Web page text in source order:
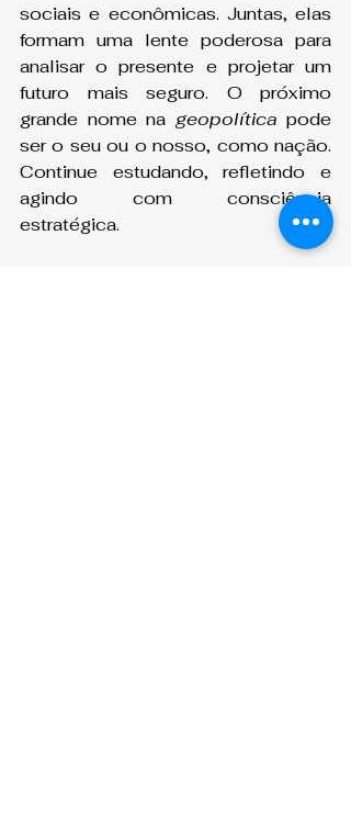
sociais e econômicas. Juntas, elas
formam uma lente poderosa para
analisar o presente e projetar um
futuro mais seguro. O próximo
grande nome na geopolítica pode
ser o seu ou o nosso, como nação.
Continue estudando, refletindo e
agindo com consciência
estratégica.